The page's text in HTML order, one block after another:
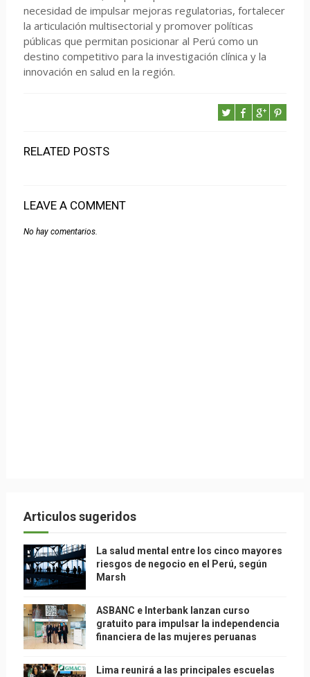
necesidad de impulsar mejoras regulatorias, fortalecer
la articulación multisectorial y promover políticas
públicas que permitan posicionar al Perú como un
destino competitivo para la investigación clínica y la
innovación en salud en la región.
RELATED POSTS
LEAVE A COMMENT
No hay comentarios.
Articulos sugeridos
La salud mental entre los cinco mayores
riesgos de negocio en el Perú, según
Marsh
ASBANC e Interbank lanzan curso
gratuito para impulsar la independencia
financiera de las mujeres peruanas
Lima reunirá a las principales escuelas